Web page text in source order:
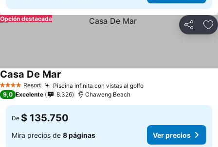
Compartir
Opción destacada
4 EstrellasResort Piscina infinita con vistas al golfoVer precios
Casa De Mar
9,0 Excelente 8.326 Chaweng Beach
De $ 135.750
Mira precios de 8 páginas Ver precios